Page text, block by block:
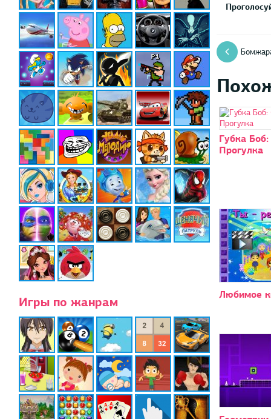
Игры по жанрам
Губка
Прогулка
Любимое